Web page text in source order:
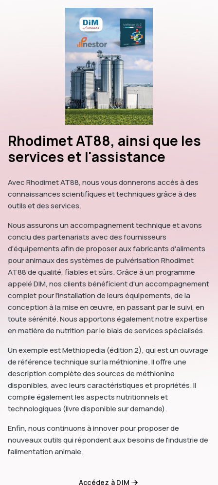
Rhodimet AT88, ainsi que les
services et l'assistance
Avec Rhodimet AT88, nous vous donnerons accès à des
connaissances scientifiques et techniques grâce à des
outils et des services.
Nous assurons un accompagnement technique et avons
conclu des partenariats avec des fournisseurs
d'équipements afin de proposer aux fabricants d'aliments
pour animaux des systèmes de pulvérisation Rhodimet
AT88 de qualité, fiables et sûrs. Grâce à un programme
appelé DIM, nos clients bénéficient d'un accompagnement
complet pour l'installation de leurs équipements, de la
conception à la mise en œuvre, en passant par le suivi, en
toute sérénité. Nous apportons également notre expertise
en matière de nutrition par le biais de services spécialisés.
Un exemple est Methiopedia (édition 2), qui est un ouvrage
de référence technique sur la méthionine. Il offre une
description complète des sources de méthionine
disponibles, avec leurs caractéristiques et propriétés. Il
compile également les aspects nutritionnels et
technologiques (livre disponible sur demande).
Enfin, nous continuons à innover pour proposer de
nouveaux outils qui répondent aux besoins de l'industrie de
l'alimentation animale.
Accédez à DIM